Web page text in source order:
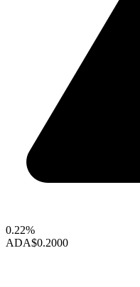
0.22%
ADA$0.2000